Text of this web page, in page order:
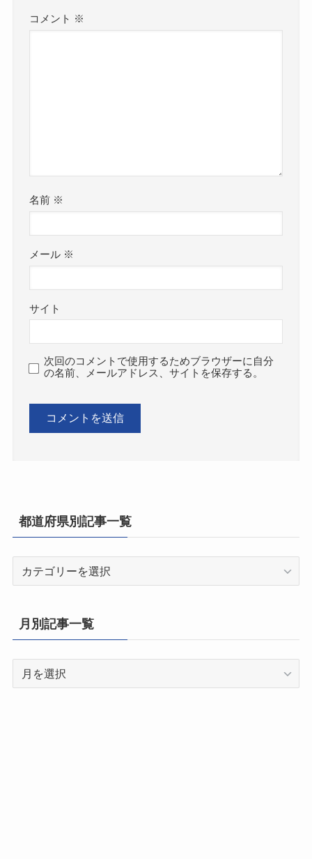
コメント ※
名前 ※
メール ※
サイト
次回のコメントで使用するためブラウザーに自分
の名前、メールアドレス、サイトを保存する。
都道府県別記事一覧
県
別
一
月別記事一覧